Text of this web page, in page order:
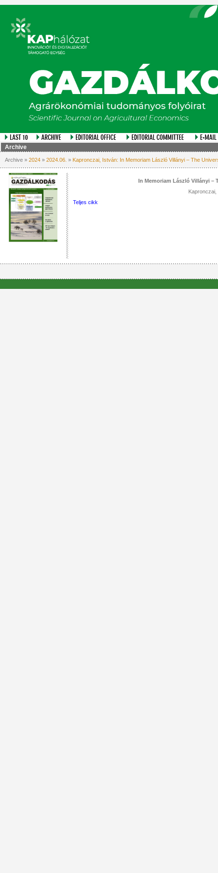
Archive
Archive » 2024 » 2024.06. » Kapronczai, István: In Memoriam László Villányi – The
In Memoriam László Villányi –
Kapronczai,
Teljes cikk